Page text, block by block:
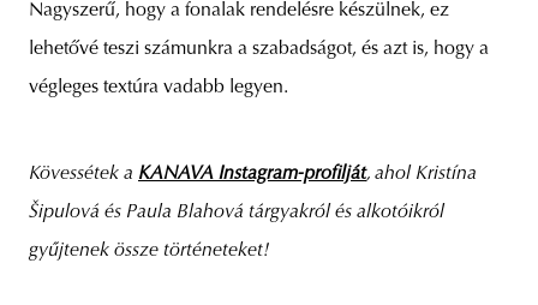
Nagyszerű, hogy a fonalak rendelésre készülnek, ez
lehetővé teszi számunkra a szabadságot, és azt is, hogy a
végleges textúra vadabb legyen.
Kövessétek a KANAVA Instagram-profilját, ahol Kristína
Šipulová és Paula Blahová tárgyakról és alkotóikról
gyűjtenek össze történeteket!